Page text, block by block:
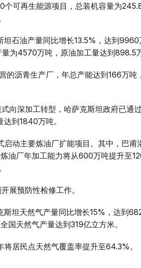
个可再生能源项目，总装机容量为
坦石油产量同比增长13.5%，达到
为4570万吨，原油加工量达到898.5万
的沥青生产厂，年总产能达到166万吨
向深加工转型，哈萨克斯坦政府已通
到1840万吨。
启动主要炼油厂扩能项目。其中，巴
油厂年加工能力将从600万吨提升至
展预防性检修工作。
斯坦天然气产量同比增长15%，达到
国天然气产量达到319亿立方米。
居民点天然气覆盖率提升至64.3%。